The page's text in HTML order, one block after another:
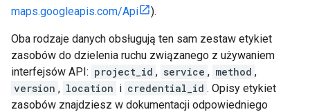
maps.googleapis.com/Api ).
Oba rodzaje danych obsługują ten sam zestaw etykiet
zasobów do dzielenia ruchu związanego z używaniem
interfejsów API: project_id , service , method ,
version , location i credential_id . Opisy etykiet
zasobów znajdziesz w dokumentacji odpowiedniego